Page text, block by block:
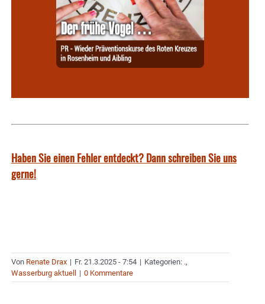
Haben Sie einen Fehler entdeckt? Dann schreiben Sie uns
gerne!
Von Renate Drax | Fr. 21.3.2025 - 7:54 | Kategorien: .,
Wasserburg aktuell | 0 Kommentare